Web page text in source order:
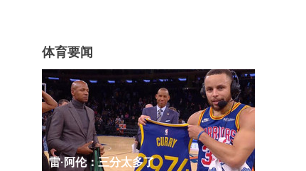
体育要闻
雷·阿伦：三分太多了